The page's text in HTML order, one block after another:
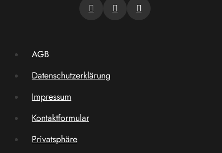
AGB
Datenschutzerklärung
Impressum
Kontaktformular
Privatsphäre